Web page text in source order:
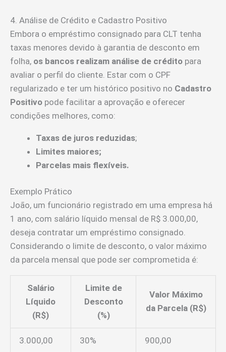
4. Análise de Crédito e Cadastro Positivo
Embora o empréstimo consignado para CLT tenha
taxas menores devido à garantia de desconto em
folha, os bancos realizam análise de crédito para
avaliar o perfil do cliente. Estar com o CPF
regularizado e ter um histórico positivo no Cadastro
Positivo pode facilitar a aprovação e oferecer
condições melhores, como:
Taxas de juros reduzidas;
Limites maiores;
Parcelas mais flexíveis.
Exemplo Prático
João, um funcionário registrado em uma empresa há
1 ano, com salário líquido mensal de R$ 3.000,00,
deseja contratar um empréstimo consignado.
Considerando o limite de desconto, o valor máximo
da parcela mensal que pode ser comprometida é:
Salário
Líquido
(R$)
Limite de
Desconto
(%)
Valor Máximo
da Parcela (R$)
3.000,00 30% 900,00